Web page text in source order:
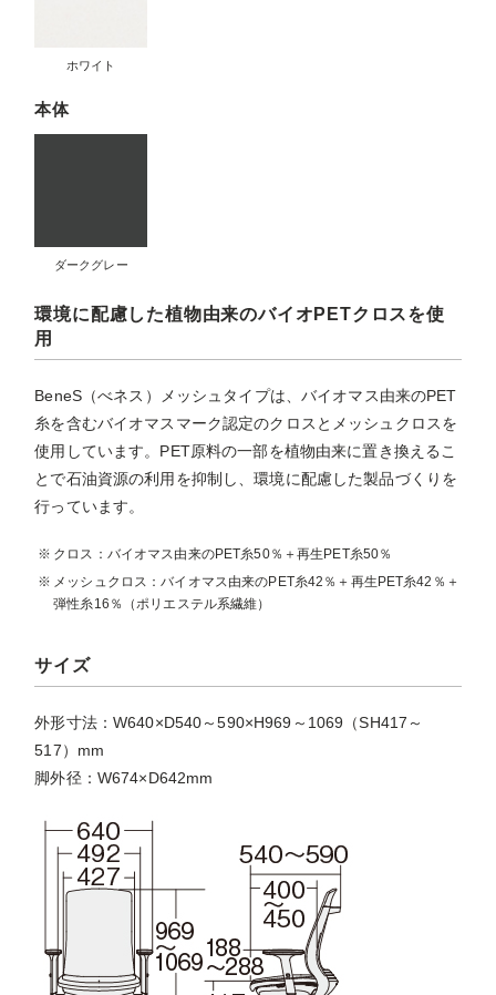
ホワイト
本体
ダークグレー
環境に配慮した植物由来のバイオPETクロスを使
用
BeneS（べネス）メッシュタイプは、バイオマス由来のPET
糸を含むバイオマスマーク認定のクロスとメッシュクロスを
使用しています。PET原料の一部を植物由来に置き換えるこ
とで石油資源の利用を抑制し、環境に配慮した製品づくりを
行っています。
クロス：バイオマス由来のPET糸50％＋再生PET糸50％
メッシュクロス：バイオマス由来のPET糸42％＋再生PET糸42％＋
弾性糸16％（ポリエステル系繊維）
サイズ
外形寸法：W640×D540～590×H969～1069（SH417～
517）mm
脚外径：W674×D642mm